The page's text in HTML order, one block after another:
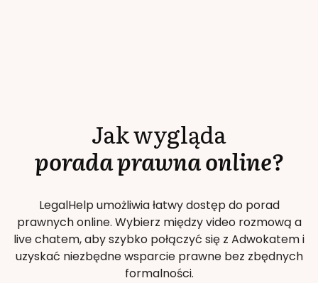
Jak wygląda
porada prawna online?
LegalHelp umożliwia łatwy dostęp do porad
prawnych online. Wybierz między video rozmową a
live chatem, aby szybko połączyć się z Adwokatem i
uzyskać niezbędne wsparcie prawne bez zbędnych
formalności.